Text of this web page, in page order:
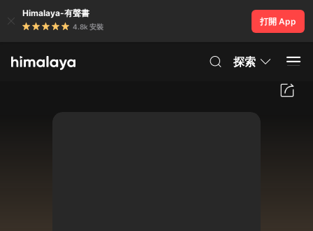
Himalaya-有聲書
4.8k 安裝
打開 App
探索